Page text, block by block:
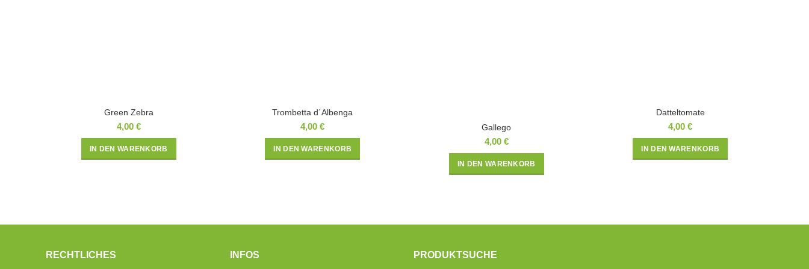
Green Zebra
4,00 €
IN DEN WARENKORB
Trombetta d´Albenga
4,00€
IN DEN WARENKORB
Gallego
4,00 €
IN DEN WARENKORB
Datteltomate
4,00€
IN DEN WARENKORB
RECHTLICHES INFOS PRODUKTSUCHE